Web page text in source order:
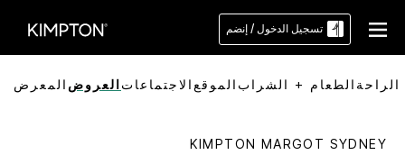
تسجيل الدخول / إنضم
الطعام + الشراب الموقع الاجتماعاتالعروض المعرض
KIMPTON MARGOT SYDNEY